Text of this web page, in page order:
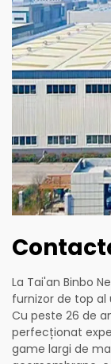
La Tai'an Binbo
furnizor de top
Cu peste 26 de
perfecționat
game largi de